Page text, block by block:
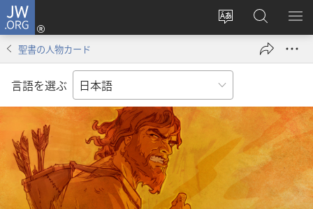
JW.ORG
サ
ト
の
言
を
変
る
ロ
グ
ン
し
い
ブ
で
開
く）
JW.ORG
の
検
メ
を
聖書の人物カード
言語を選ぶ